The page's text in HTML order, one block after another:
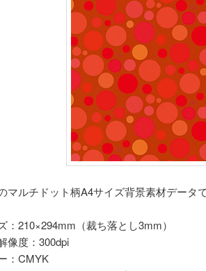
マルチドット柄A4サイズ背景素材データ
：210×294mm（裁ち落とし3mm）
像度：300dpi
：CMYK